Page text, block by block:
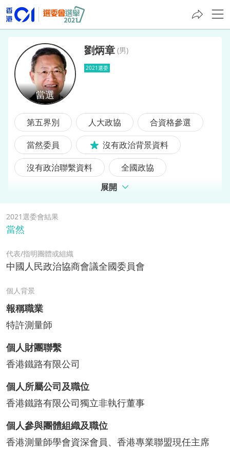
劉炳章
劉炳章 (男)
2021選委
第五界別 人大政協
合資格參選
當然委員
沒有政治背景資料
沒有政治聯繫資料
全國政協
前立法會議員
展開
2021選委會結果
當然
代表/指明團體或組織
中國人民政治協商會議全國委員會
個人背景
報稱職業
特許測量師
個人財團聯繫
香港鐵路有限公司
個人所屬公司及職位
香港鐵路有限公司獨立非執行董事
個人參與團體組織及職位
香港測量師學會資深會員、香港專業聯盟現任主席